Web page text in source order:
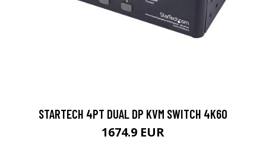
STARTECH 4PT DUAL DP KVM SWITCH 4K60
1674.9 EUR